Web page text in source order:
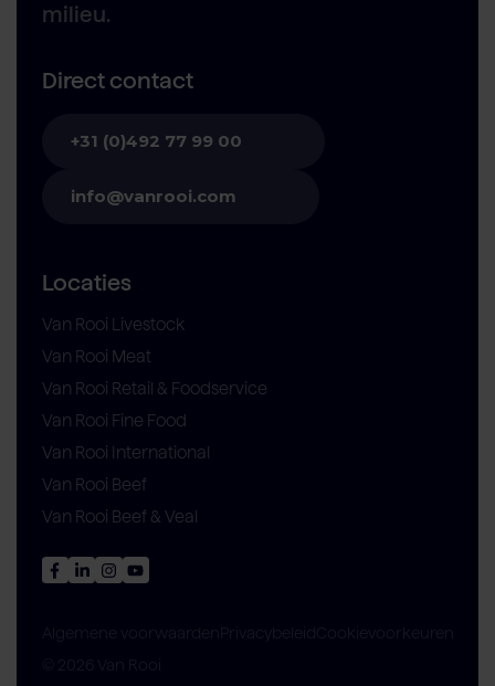
milieu.
Direct contact
+31 (0)492 77 99 00
info@vanrooi.com
Locaties
Van Rooi Livestock
Van Rooi Meat
Van Rooi Retail & Foodservice
Van Rooi Fine Food
Van Rooi International
Van Rooi Beef
Van Rooi Beef & Veal